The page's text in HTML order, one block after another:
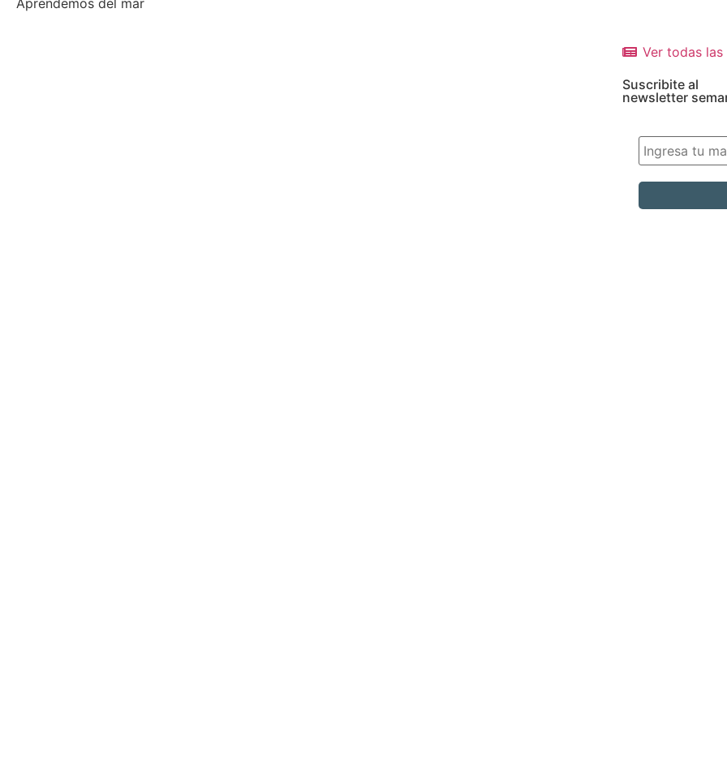
Ver todas
Suscribite al
newsletter